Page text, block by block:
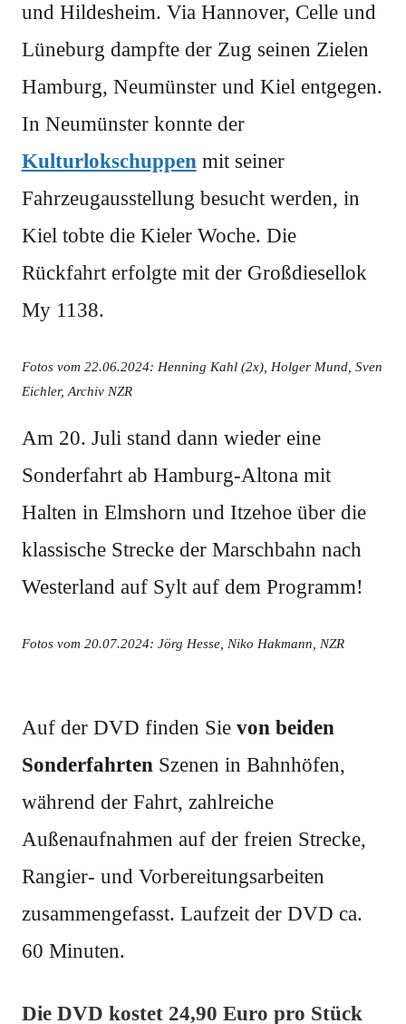
und Hildesheim. Via Hannover, Celle und
Lüneburg dampfte der Zug seinen Zielen
Hamburg, Neumünster und Kiel entgegen.
In Neumünster konnte der
Kulturlokschuppenmit seiner
Fahrzeugausstellung besucht werden, in
Kiel tobte die Kieler Woche. Die
Rückfahrt erfolgte mit der Großdiesellok
My 1138.
Fotos vom 22.06.2024: Henning Kahl (2x), Holger Mund, Sven
Eichler, Archiv NZR
Am 20. Juli stand dann wieder eine
Sonderfahrt ab Hamburg-Altona mit
Halten in Elmshorn und Itzehoe über die
klassische Strecke der Marschbahn nach
Westerland auf Sylt auf dem Programm!
Fotos vom 20.07.2024: Jörg Hesse, Niko Hakmann, NZR
Auf der DVD finden Sie von beiden
SonderfahrtenSzenen in Bahnhöfen,
während der Fahrt, zahlreiche
Außenaufnahmen auf der freien Strecke,
Rangier- und Vorbereitungsarbeiten
zusammengefasst. Laufzeit der DVD ca.
60 Minuten.
Die DVD kostet 24,90 Euro pro Stück